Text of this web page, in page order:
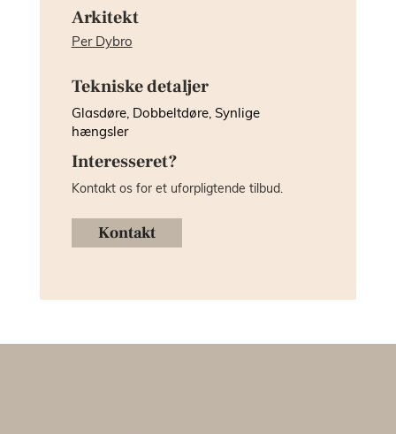
Arkitekt
Per Dybro
Tekniske detaljer
Glasdøre, Dobbeltdøre, Synlige
hængsler
Interesseret?
Kontakt os for et uforpligtende tilbud.
Kontakt